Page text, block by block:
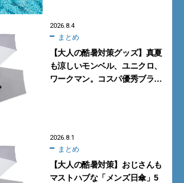
2026.8.4
まとめ
【大人の酷暑対策グッズ】真夏
も涼しいモンベル、ユニクロ、
ワークマン。コスパ優秀ブラン
2026.8.1
まとめ
【大人の酷暑対策】おじさんも
マストハブな「メンズ日傘」5